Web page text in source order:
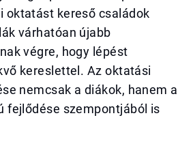
oktatást kereső családok
várhatóan újabb
végre, hogy lépést
kereslettel. Az oktatási
nemcsak a diákok, hanem a
fejlődése szempontjából is